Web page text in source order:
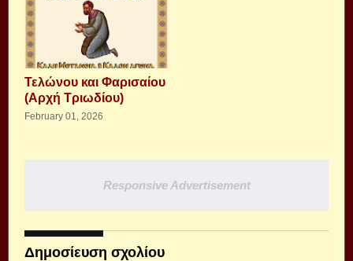
Τελώνου και Φαρισαίου
(Αρχή Τριωδίου)
February 01, 2026
Responsive Advertisement
Δημοσίευση σχολίου